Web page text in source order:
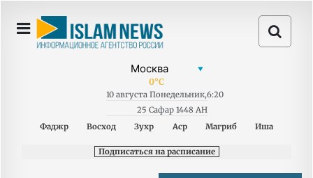
0°C
10 августа Понедельник,6:20
25 Сафар 1448 AH
Фаджр
Восход Зухр Аср Магриб Иша
Подписаться на расписание